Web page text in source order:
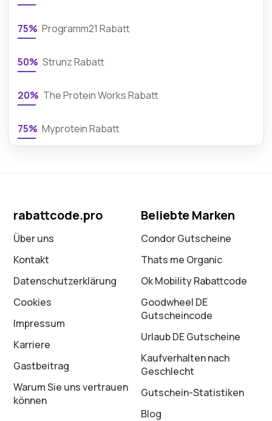
75% Programm21 Rabatt
50% Strunz Rabatt
20% The Protein Works Rabatt
75% Myprotein Rabatt
rabattcode.pro
Über uns
Kontakt
Datenschutz­erklärung
Cookies
Impressum
Karriere
Gastbeitrag
Warum Sie uns vertrauen
können
Beliebte Marken
Condor Gutscheine
Thats me Organic
Ok Mobility Rabattcode
Goodwheel DE
Gutscheincode
Urlaub DE Gutscheine
Kaufverhalten nach
Geschlecht
Gutschein-Statistiken
Blog